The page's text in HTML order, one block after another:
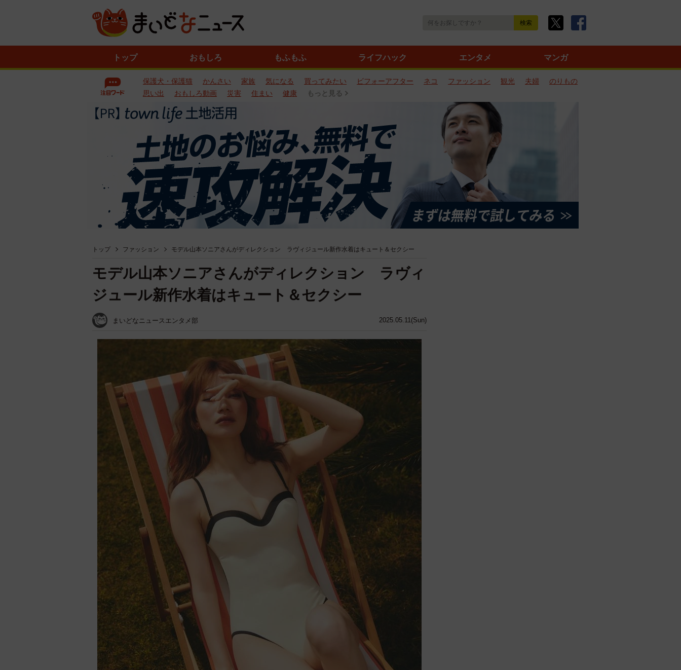
トップ おもしろ もふもふ ライフハック エンタメ マンガ
保護犬・保護猫 かんさい 家族 気になる 買ってみたい ビフォーアフター ネコ ファッション 観光 夫婦
のりもの
思い出
おもしろ動画 災害 住まい 健康 もっと見る
トップ ファッション モデル山本ソニアさんがディレクション ラヴィジュール新作水着はキュート＆セクシー
2025.05.11(Sun)
モデル山本ソニアさんがディレクション ラヴィ
ジュール新作水着はキュート＆セクシー
まいどなニュースエンタメ部